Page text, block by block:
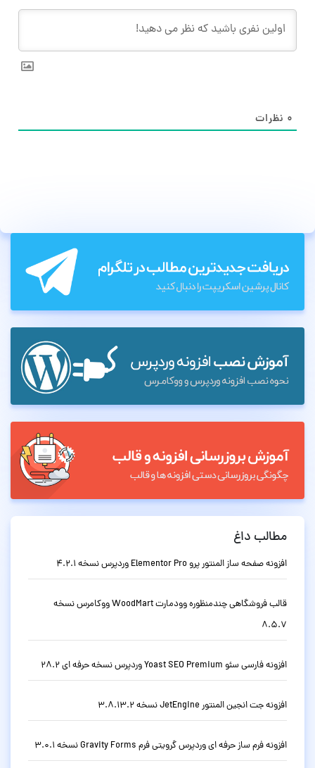
۰ نظرات
مطالب داغ
افزونه صفحه ساز المنتور پرو Elementor Pro وردپرس نسخه 4.2.1
قالب فروشگاهی چندمنظوره وودمارت WoodMart ووکامرس نسخه
8.5.7
افزونه فارسی سئو Yoast SEO Premium وردپرس نسخه حرفه ای 28.2
افزونه جت انجین المنتور JetEngine نسخه 3.8.13.2
افزونه فرم ساز حرفه ای وردپرس گرویتی فرم Gravity Forms نسخه 3.0.1